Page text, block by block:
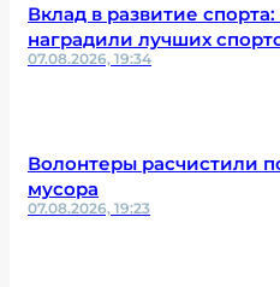
Вклад в развитие
наградили лучших
07.08.2026, 19:34
Волонтеры расчистили
мусора
07.08.2026, 19:23